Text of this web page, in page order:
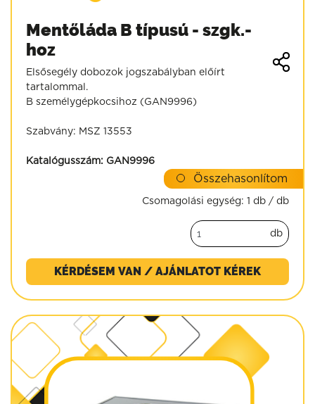
Mentőláda B típusú - szgk.-
hoz
Elsősegély dobozok jogszabályban előírt
tartalommal.
B személygépkocsihoz (GAN9996)
Szabvány: MSZ 13553
Katalógusszám: GAN9996
Összehasonlítom
Csomagolási egység: 1 db / db
db
KÉRDÉSEM VAN / AJÁNLATOT KÉREK